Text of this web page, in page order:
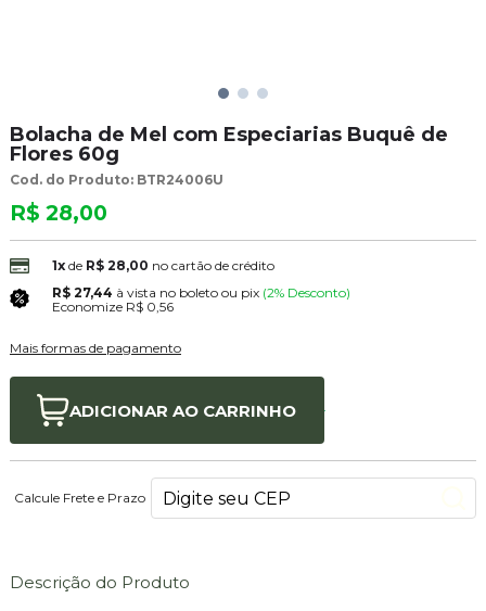
Bolacha de Mel com Especiarias Buquê de
Flores 60g
Cod. do Produto: BTR24006U
R$ 28,00
1xde R$ 28,00 no cartão de crédito
R$ 27,44 à vista no boleto ou pix (2% Desconto)
Economize R$ 0,56
Mais formas de pagamento
ADICIONAR AO CARRINHO
Calcule Frete e Prazo
Descrição do Produto